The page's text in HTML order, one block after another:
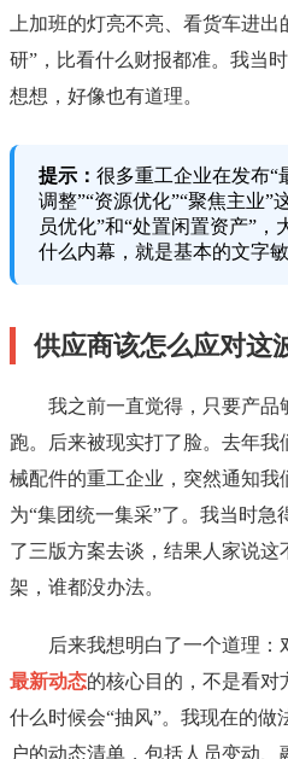
上加班的灯亮不亮、看货车进
研”，比看什么财报都准。我当
想想，好像也有道理。
提示： 很多重工企业在发布“
调整”“资源优化”“聚焦主业”
员优化”和“处置闲置资产”
什么内幕，就是基本的文字敏
供应商该怎么应对这
我之前一直觉得，只要产品
跑。后来被现实打了脸。去年
械配件的重工企业，突然通知我
为“集团统一集采”了。我当时
了三版方案去谈，结果人家说
架，谁都没办法。
后来我想明白了一个道理：
最新动态的核心目的，不是看对
什么时候会“抽风”。我现在的做
户的动态清单，包括人员变动